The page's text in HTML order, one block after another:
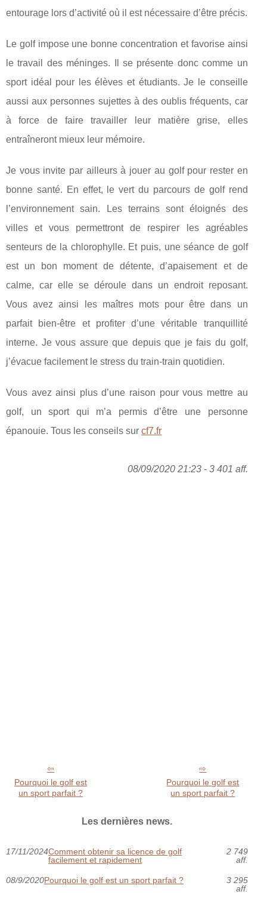
entourage lors d’activité où il est nécessaire d’être précis.
Le golf impose une bonne concentration et favorise ainsi
le travail des méninges. Il se présente donc comme un
sport idéal pour les élèves et étudiants. Je le conseille
aussi aux personnes sujettes à des oublis fréquents, car
à force de faire travailler leur matière grise, elles
entraîneront mieux leur mémoire.
Je vous invite par ailleurs à jouer au golf pour rester en
bonne santé. En effet, le vert du parcours de golf rend
l’environnement sain. Les terrains sont éloignés des
villes et vous permettront de respirer les agréables
senteurs de la chlorophylle. Et puis, une séance de golf
est un bon moment de détente, d’apaisement et de
calme, car elle se déroule dans un endroit reposant.
Vous avez ainsi les maîtres mots pour être dans un
parfait bien-être et profiter d’une véritable tranquillité
interne. Je vous assure que depuis que je fais du golf,
j’évacue facilement le stress du train-train quotidien.
Vous avez ainsi plus d’une raison pour vous mettre au
golf, un sport qui m’a permis d’être une personne
épanouie. Tous les conseils sur cf7.fr
08/09/2020 21:23 - 3 401 aff.
Pourquoi le golf est
un sport parfait ?
Pourquoi le golf est
un sport parfait ?
Les dernières news.
17/11/2024Comment obtenir sa licence de golf
facilement et rapidement
2 749
aff.
08/9/2020Pourquoi le golf est un sport parfait ?
3 295
aff.